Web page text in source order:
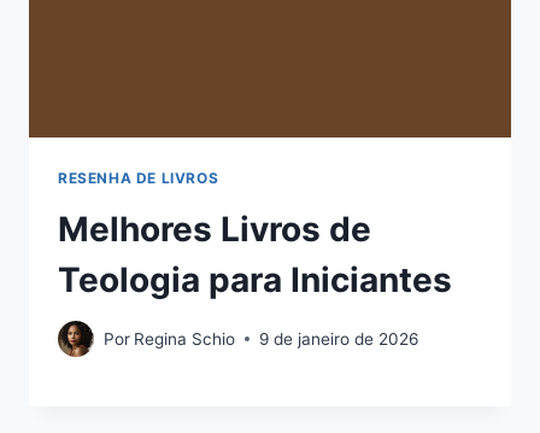
RESENHA DE LIVROS
Melhores Livros de
Teologia para Iniciantes
Por Regina Schio 9 de janeiro de 2026